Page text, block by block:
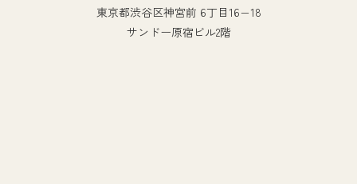
東京都渋谷区神宮前 6丁目16−18
サンドー原宿ビル2階